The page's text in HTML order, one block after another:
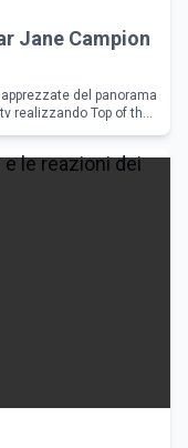
Jane Campion
del panorama
realizzando Top of the